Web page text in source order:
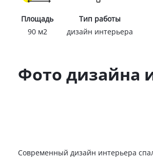
Площадь
90 м2
Тип работы
дизайн интерьера
Фото дизайна
Современный дизайн интерьера